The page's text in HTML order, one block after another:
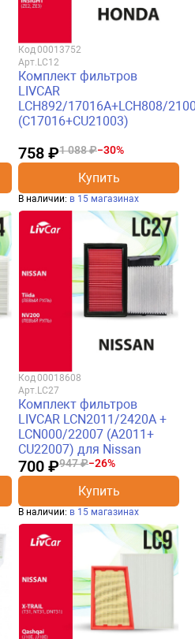
Код00013752
Арт. LC12
Комплект фильтров
LIVCAR
LCH892/17016A+LCH808/
(C17016+CU21003)
758 ₽1 088 ₽−30%
Купить
В наличии: в 15 магазинах
Код00018608
Арт. LC27
Комплект фильтров
LIVCAR LCN2011/2420A +
LCN000/22007 (A2011+
CU22007) для Nissan
700 ₽947 ₽−26%
Купить
В наличии: в 15 магазинах